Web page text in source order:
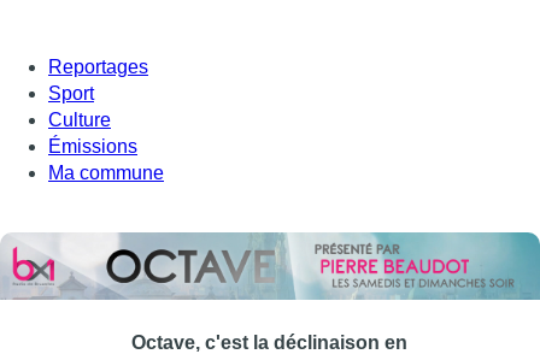
Reportages
Sport
Culture
Émissions
Ma commune
Octave, c'est la déclinaison en